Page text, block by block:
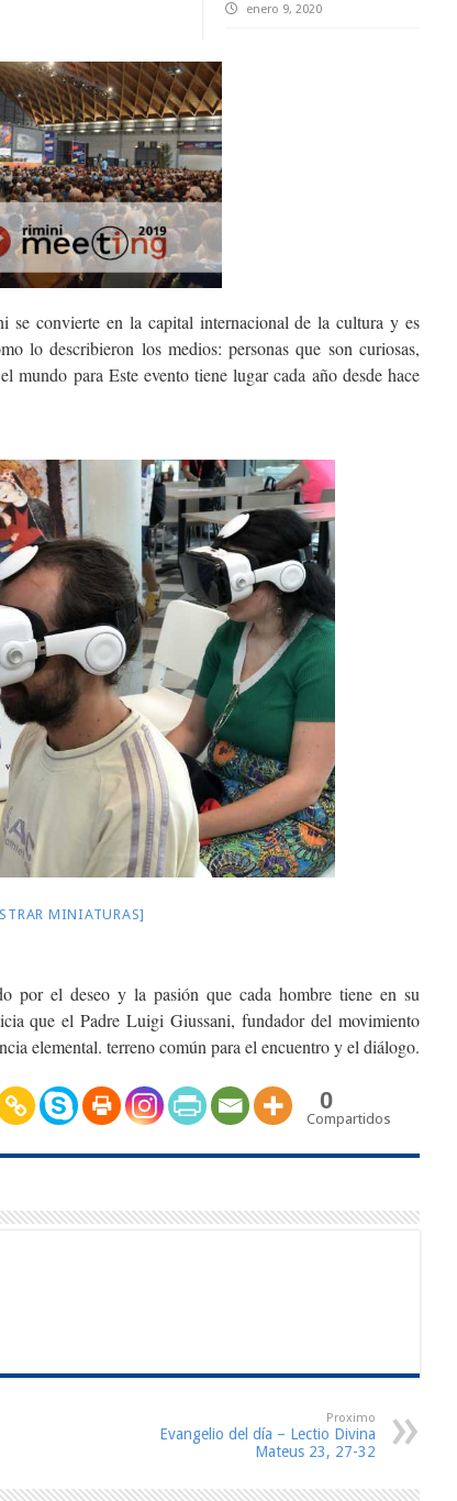
enero 9, 2020
se convierte en la capital internacional de la cultura y es
lo describieron los medios: personas que son curiosas,
mundo para Este evento tiene lugar cada año desde hace
MINIATURAS]
por el deseo y la pasión que cada hombre tiene en su
que el Padre Luigi Giussani, fundador del movimiento
elemental. terreno común para el encuentro y el diálogo.
0
Compartidos
Proximo
Evangelio del día – Lectio Divina
Mateus 23, 27-32